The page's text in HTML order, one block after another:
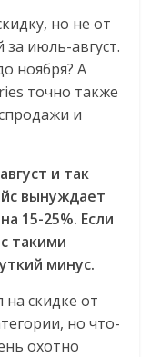
но не от
июль-август.
ноября? А
точно также
и
и так
вынуждает
15-25%. Если
такими
минус.
на скидке от
но что-
охотно